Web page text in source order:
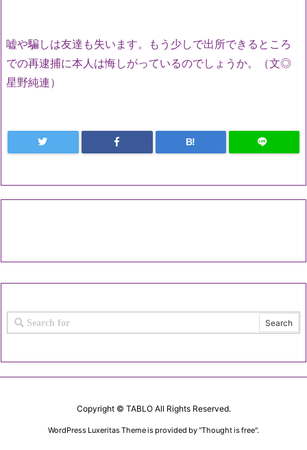
嘘や騙しは友達も失います。もう少しで出所できるところ
での再逮捕に本人は悔しがっているのでしょうか。（文◎
星野純連）
B!
Copyright © TABLOAll Rights Reserved.
WordPress Luxeritas Theme is provided by "Thought is free".